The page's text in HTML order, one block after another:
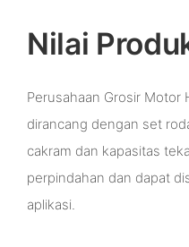
Nilai
Perusahaan Grosir Motor
dirancang dengan set
cakram dan kapasitas
perpindahan dan dapat
aplikasi.